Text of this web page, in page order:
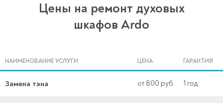
Цены на ремонт духовых
шкафов Ardo
НАИМЕНОВАНИЕ УСЛУГИ ЦЕНА ГАРАНТИЯ
Замена тэна от 800 руб. 1 год